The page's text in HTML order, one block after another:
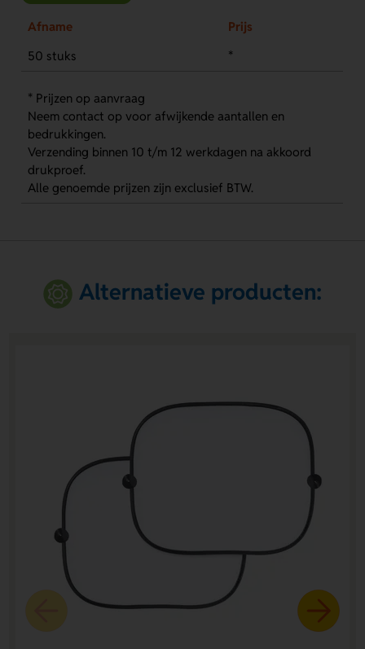
Afname
Prijs
50 stuks
*
* Prijzen op aanvraag
Neem contact op voor afwijkende aantallen en
bedrukkingen.
Verzending binnen 10 t/m 12 werkdagen na akkoord
drukproef.
Alle genoemde prijzen zijn exclusief BTW.
Alternatieve producten: